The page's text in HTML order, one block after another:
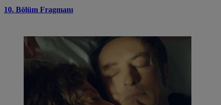
10. Bölüm Fragmanı